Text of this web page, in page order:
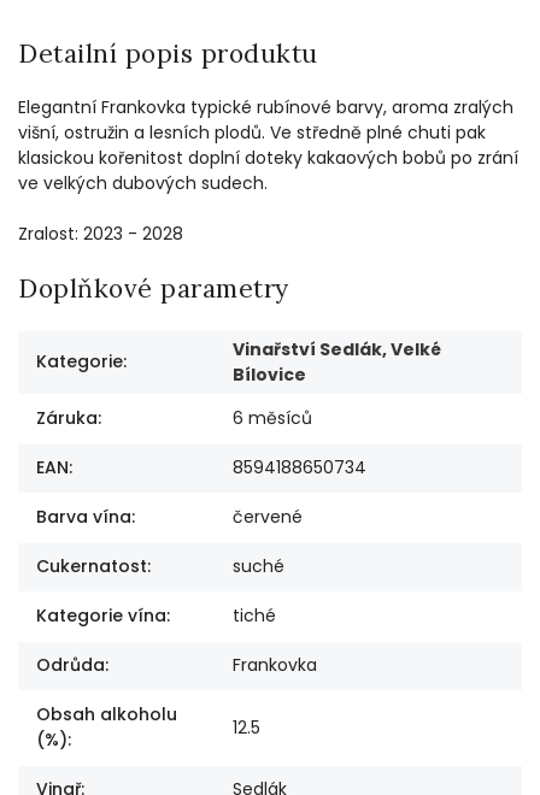
Detailní popis produktu
Elegantní Frankovka typické rubínové barvy, aroma zralých
višní, ostružin a lesních plodů. Ve středně plné chuti pak
klasickou kořenitost doplní doteky kakaových bobů po zrání
ve velkých dubových sudech.
Zralost: 2023 - 2028
Doplňkové parametry
Kategorie:
Vinařství Sedlák, Velké
Bílovice
Záruka: 6 měsíců
EAN: 8594188650734
Barva vína: červené
Cukernatost: suché
Kategorie vína: tiché
Odrůda: Frankovka
Obsah alkoholu
(%): 12.5
Vinař: Sedlák